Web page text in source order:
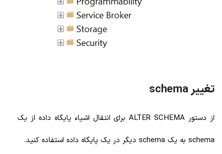
تغییر schema
از دستور ALTER SCHEMA برای انتقال اشیاء پایگاه داده از یک
schema به یک schema دیگر در یک پایگاه داده استفاده کنید.